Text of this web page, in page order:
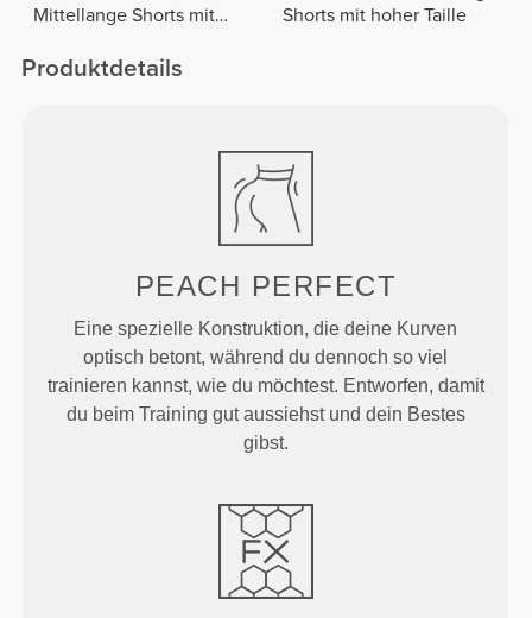
Mittellange Shorts mit
Shorts mit hoher Taille
Produktdetails
PEACH PERFECT
Eine spezielle Konstruktion, die deine Kurven
optisch betont, während du dennoch so viel
trainieren kannst, wie du möchtest. Entworfen, damit
du beim Training gut aussiehst und dein Bestes
gibst.